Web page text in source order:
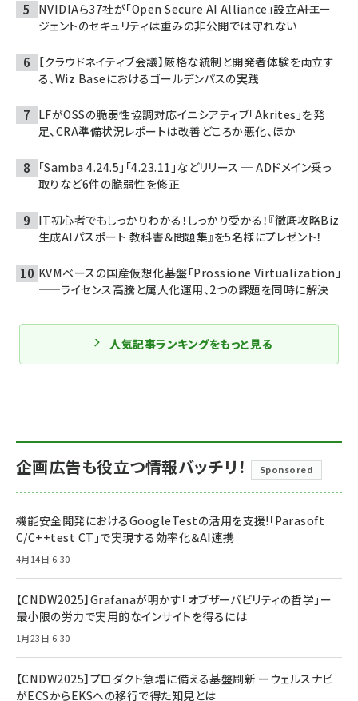
NVIDIAら37社が「Open Secure AI Alliance」設立――AIエー
ジェントのセキュリティは重みの非公開では守れない
【クラウドネイティブ会議】厳格な統制と開発者体験を両立す
る、Wiz Baseにおけるゴールデンパスの実践
LFがOSSの脆弱性協調対応イニシアティブ「Akrites」を発
足、CRA準備状況レポートは改善どころか悪化、ほか
「Samba 4.24.5」「4.23.11」などリリース ─ ADドメイン乗っ
取りなど6件の脆弱性を修正
IT初心者でもしっかりわかる！しっかり受かる！『徹底攻略Biz
生成AIパスポート 教科書＆問題集』を5名様にプレゼント！
KVMベースの国産仮想化基盤「Prossione Virtualization」
——ライセンス高騰と属人化運用、2つの課題を同時に解決
人気記事ランキングをもっと見る
企画広告も役立つ情報バッチリ！ Sponsored
機能安全開発におけるGoogleTestの活用を支援!「Parasoft
C/C++test CT」で実現する効率化＆AI連携
4月14日 6:30
【CNDW2025】Grafanaが明かす「オブザーバビリティの哲学」ー
最小限の労力で実用的なインサイトを得るには
1月23日 6:30
【CNDW2025】プロダクト急増に備える基盤刷新 ーウェルスナビ
がECSからEKSへの移行で得た知見とは